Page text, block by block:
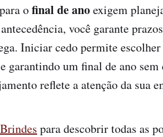
ofinal de anoexigem
você garante
Iniciar cedo permite
garantindo um final de ano
reflete a atenção da sua
para descobrir todas as